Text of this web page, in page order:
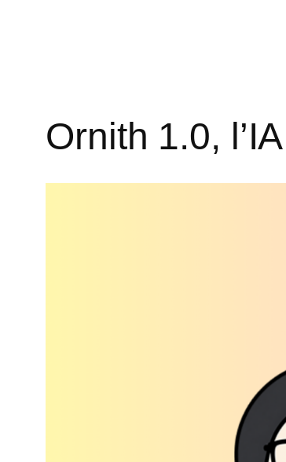
Ornith 1.0,